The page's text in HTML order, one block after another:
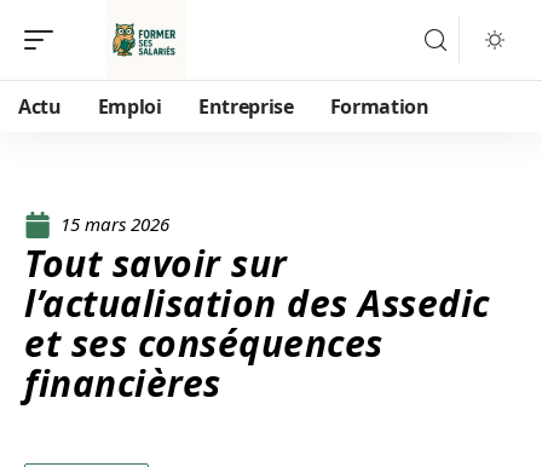
Actu Emploi Entreprise Formation
15 mars 2026
Tout savoir sur
l’actualisation des Assedic
et ses conséquences
financières